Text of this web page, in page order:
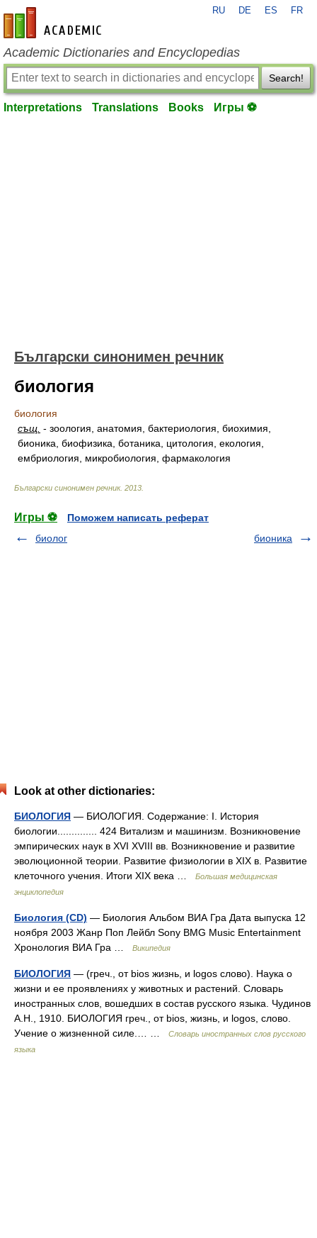
en-academic.com
RU DE ES FR
Academic Dictionaries and Encyclopedias
Search!
Interpretations Translations Books Игры ⚽
Български синонимен речник
биология
биология
същ. - зоология, анатомия, бактериология, биохимия,
бионика, биофизика, ботаника, цитология, екология,
ембриология, микробиология, фармакология
Български синонимен речник. 2013
Игры ⚽
Поможем написать реферат
биолог
бионика
Look at other dictionaries:
БИОЛОГИЯ — БИОЛОГИЯ. Содержание: I. История
биологии.............. 424 Витализм и машинизм. Возникновение
эмпирических наук в XVI XVIII вв. Возникновение и развитие
эволюционной теории. Развитие физиологии в XIX в. Развитие
клеточного учения. Итоги XIX века …
Большая медицинская
энциклопедия
Биология (CD) — Биология Альбом ВИА Гра Дата выпуска 12
ноября 2003 Жанр Поп Лейбл Sony BMG Music Entertainment
Хронология ВИА Гра …
Википедия
БИОЛОГИЯ — (греч., от bios жизнь, и logos слово). Наука о
жизни и ее проявлениях у животных и растений. Словарь
иностранных слов, вошедших в состав русского языка. Чудинов
А.Н., 1910. БИОЛОГИЯ греч., от bios, жизнь, и logos, слово.
Учение о жизненной силе.… …
Словарь иностранных слов русского
языка